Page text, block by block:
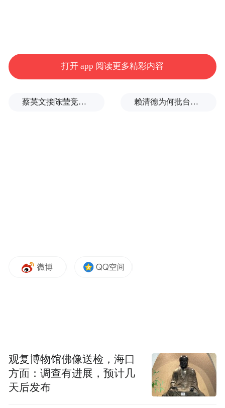
打开 app 阅读更多精彩内容
蔡英文接陈莹竞选总部主委？郭正亮爆玄机：她的谋划是陈其迈 赖清德为何批台中？岛内媒体人曝蔡英文让他压力大
观复博物馆佛像送检，海口
方面：调查有进展，预计几
天后发布